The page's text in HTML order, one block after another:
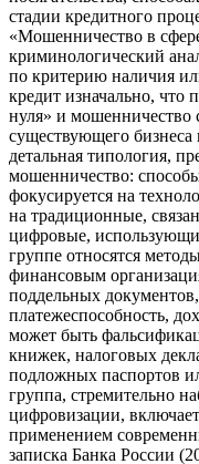
стадии кредитного
«Мошенничество в
криминологический
по критерию наличия
кредит изначально, что
нуля» и мошенничество
существующего
детальная типология,
мошенничество:
фокусируется на
на традиционные,
цифровые,
группе относятся
финансовым
поддельных
платежеспособность,
может быть
книжек, налоговых
подложных паспортов
группа, стремительно
цифровизации,
применением
записка Банка России